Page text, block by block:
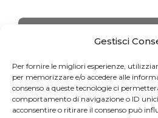
Gestisci
Per fornire le migliori esperienze,
per memorizzare e/o accedere alle
consenso a queste tecnologie ci
comportamento di navigazione o ID unici
acconsentire o ritirare il consenso può
FORMAZIONE
PILATES